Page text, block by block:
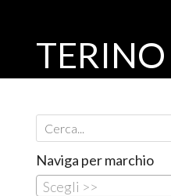
Naviga per marchio
Scegli >>